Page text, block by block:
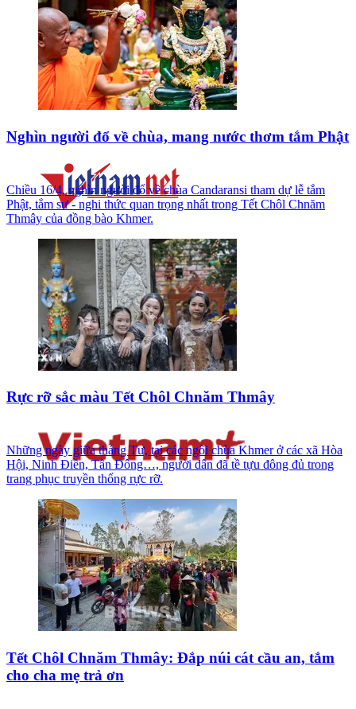
Nghìn người đổ về chùa, mang nước thơm tắm Phật
Chiều 16/4, nghìn người đổ về chùa Candaransi tham dự lễ tắm
Phật, tắm sư - nghi thức quan trọng nhất trong Tết Chôl Chnăm
Thmây của đồng bào Khmer.
Rực rỡ sắc màu Tết Chôl Chnăm Thmây
Những ngày giữa tháng Tư, tại các ngôi chùa Khmer ở các xã Hòa
Hội, Ninh Điền, Tân Đông…, người dân đã tề tựu đông đủ trong
trang phục truyền thống rực rỡ.
Tết Chôl Chnăm Thmây: Đắp núi cát cầu an, tắm
cho cha mẹ trả ơn